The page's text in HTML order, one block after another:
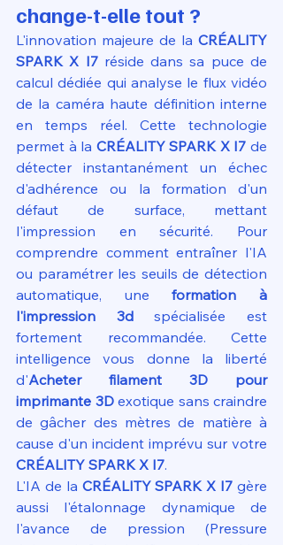
change-t-elle tout ?
L'innovation majeure de la CRÉALITY
SPARK X I7 réside dans sa puce de
calcul dédiée qui analyse le flux vidéo
de la caméra haute définition interne
en temps réel. Cette technologie
permet à la CRÉALITY SPARK X I7 de
détecter instantanément un échec
d'adhérence ou la formation d'un
défaut de surface, mettant
l'impression en sécurité. Pour
comprendre comment entraîner l'IA
ou paramétrer les seuils de détection
automatique, une formation à
l'impression 3d spécialisée est
fortement recommandée. Cette
intelligence vous donne la liberté
d'Acheter filament 3D pour
imprimante 3D exotique sans craindre
de gâcher des mètres de matière à
CRÉALITY SPARK X I7.
L'IA de la CRÉALITY SPARK X I7 gère
aussi l'étalonnage dynamique de
l'avance de pression (Pressure